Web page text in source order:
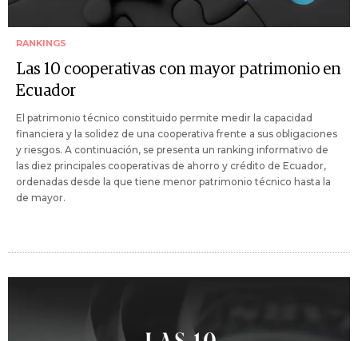
RANKINGS
Las 10 cooperativas con mayor patrimonio en
Ecuador
El patrimonio técnico constituido permite medir la capacidad
financiera y la solidez de una cooperativa frente a sus obligaciones
y riesgos. A continuación, se presenta un ranking informativo de
las diez principales cooperativas de ahorro y crédito de Ecuador,
ordenadas desde la que tiene menor patrimonio técnico hasta la
de mayor.